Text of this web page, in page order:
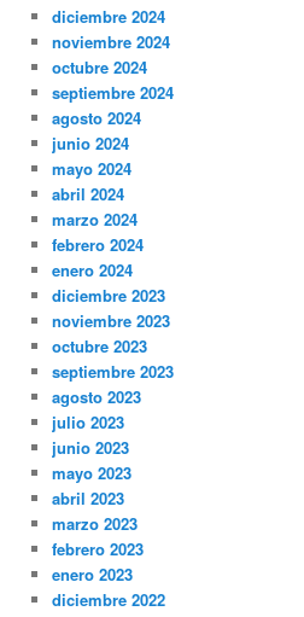
diciembre 2024
noviembre 2024
octubre 2024
septiembre 2024
agosto 2024
junio 2024
mayo 2024
abril 2024
marzo 2024
febrero 2024
enero 2024
diciembre 2023
noviembre 2023
octubre 2023
septiembre 2023
agosto 2023
julio 2023
junio 2023
mayo 2023
abril 2023
marzo 2023
febrero 2023
enero 2023
diciembre 2022